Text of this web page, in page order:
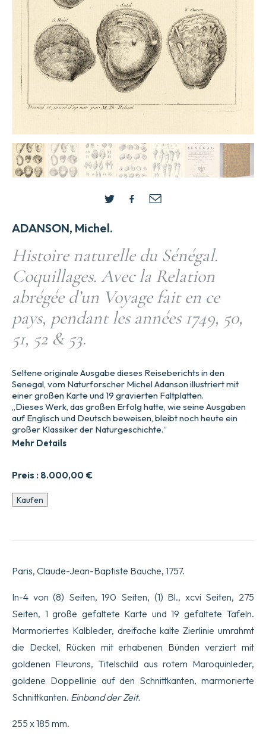
ADANSON, Michel.
Histoire naturelle du Sénégal.
Coquillages. Avec la Relation
abrégée d’un Voyage fait en ce
pays, pendant les années 1749, 50,
51, 52 & 53.
Preis : 8.000,00 €
Seltene originale Ausgabe dieses Reiseberichts in den
Senegal, vom Naturforscher Michel Adanson illustriert mit
einer großen Karte und 19 gravierten Faltplatten.
„Dieses Werk, das großen Erfolg hatte, wie seine Ausgaben
auf Englisch und Deutsch beweisen, bleibt noch heute ein
großer Klassiker der Naturgeschichte.“
Mehr Details
Histoire
naturelle
Relation
d’un
fait
en
ce
pays,
pendant
les
années
50,
52
Kaufen
Paris, Claude-Jean-Baptiste Bauche, 1757.
In-4 von (8) Seiten, 190 Seiten, (1) Bl., xcvi Seiten, 275
Seiten, 1 große gefaltete Karte und 19 gefaltete Tafeln.
Marmoriertes Kalbleder, dreifache kalte Zierlinie umrahmt
die Deckel, Rücken mit erhabenen Bünden verziert mit
goldenen Fleurons, Titelschild aus rotem Maroquinleder,
goldene Doppellinie auf den Schnittkanten, marmorierte
Schnittkanten. Einband der Zeit.
255 x 185 mm.